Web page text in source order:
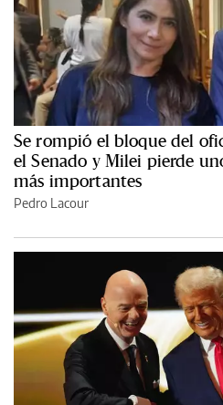
Se rompió el bloque del
el Senado y Milei pierde
más importantes
Pedro Lacour